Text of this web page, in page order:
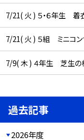
7/21( 火 ) ５・６年生 着
7/21( 火 ) ５組 ミニコン
7/9( 木 ) ４年生 芝生の
過去記事
2026年度